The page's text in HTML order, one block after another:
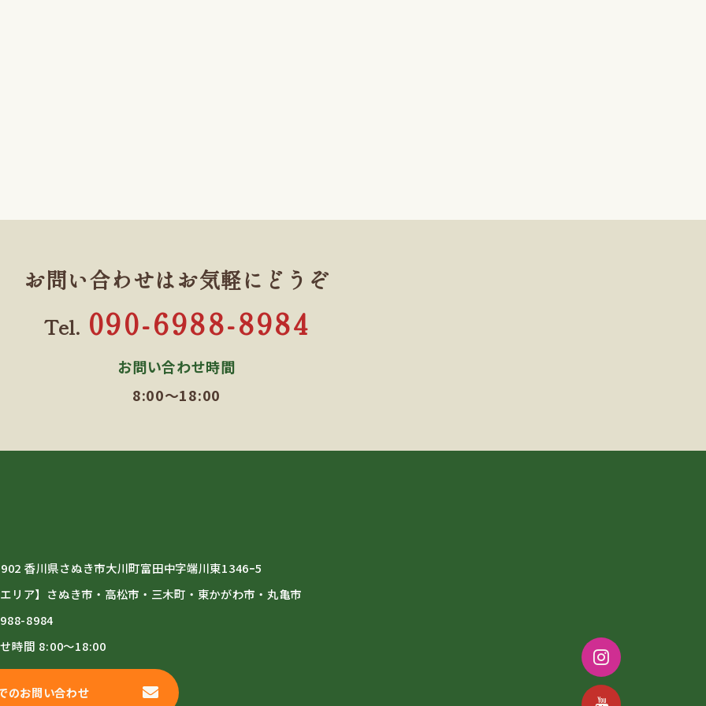
お問い合わせはお気軽にどうぞ
Tel. 090-6988-8984
お問い合わせ時間
8:00～18:00
香川県さぬき市大川町富田中字端川東1346ｰ5
リア】さぬき市・高松市・三木町・東かがわ市・丸亀市
8984
時間 8:00～18:00
のお問い合わせ